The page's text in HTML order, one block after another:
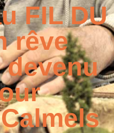
FIL DU
rêve
devenu